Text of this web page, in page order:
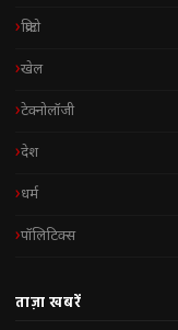
क्रिप्टो
खेल
टेक्नोलॉजी
देश
धर्म
पॉलिटिक्स
ताज़ा खबरें